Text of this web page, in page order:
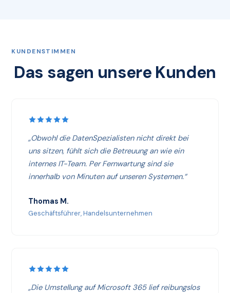
KUNDENSTIMMEN
Das sagen unsere Kunden
„Obwohl die DatenSpezialisten nicht direkt bei
uns sitzen, fühlt sich die Betreuung an wie ein
internes IT-Team. Per Fernwartung sind sie
innerhalb von Minuten auf unseren Systemen.“
Thomas M.
Geschäftsführer, Handelsunternehmen
„Die Umstellung auf Microsoft 365 lief reibungslos